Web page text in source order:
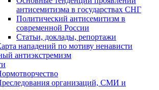
антисемитизма в государствах СНГ
Политический антисемитизм в
современной России
Статьи, доклады, репортажи
нападений по мотиву ненависти
антиэкстремизм
организаций, СМИ и